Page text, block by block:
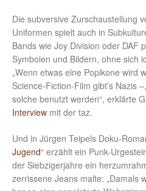
Die subversive Zurschaustellung
Uniformen spielt auch in
Bands wie Joy Division oder DAF
Symbolen und Bildern, ohne sich
„Wenn etwas eine Popikone wird
Science-Fiction-Film gibt’s Nazis
solche benutzt werden“, erklärte
Interview mit der taz.
Und in Jürgen Teipels Doku-
Jugend“ erzählt ein Punk-
der Siebzigerjahre ein
zerrissene Jeans malte: „Damals